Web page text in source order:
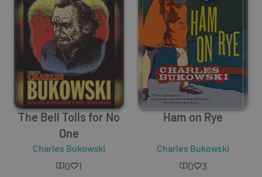
The Bell Tolls for No
One
Charles Bukowski
0 1
Ham on Rye
Charles Bukowski
0 3